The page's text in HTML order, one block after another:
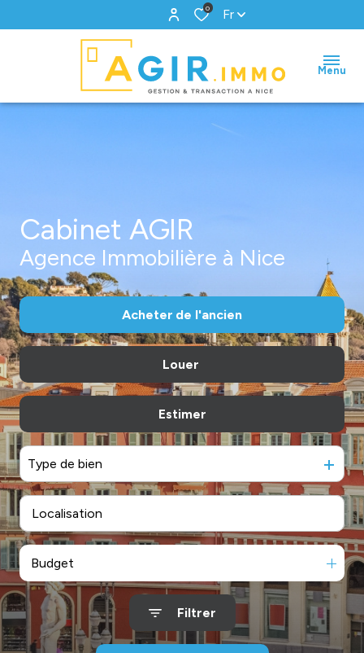
0 Fr
Menu
Cabinet AGIR
Agence Immobilière à Nice
Acheter de l'ancien
De l'immo pro
Louer
De l'immo pro
Estimer
Type de bien
Budget
Filtrer